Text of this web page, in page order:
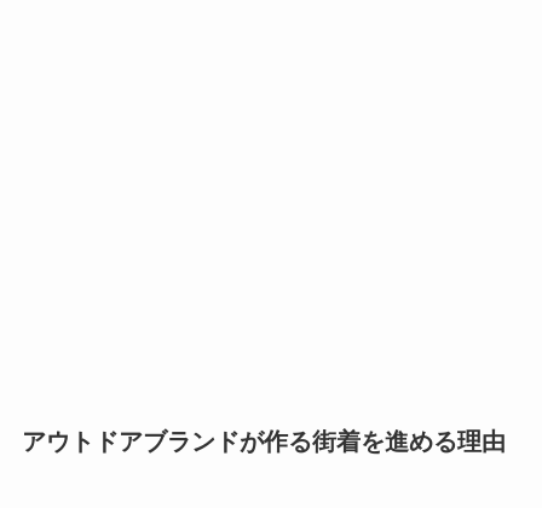
アウトドアブランドが作る街着を進める理由